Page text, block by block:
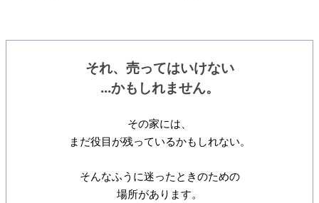
それ、売ってはいけない
...かもしれません。
その家には、
まだ役目が残っているかもしれない。
そんなふうに迷ったときのための
場所があります。